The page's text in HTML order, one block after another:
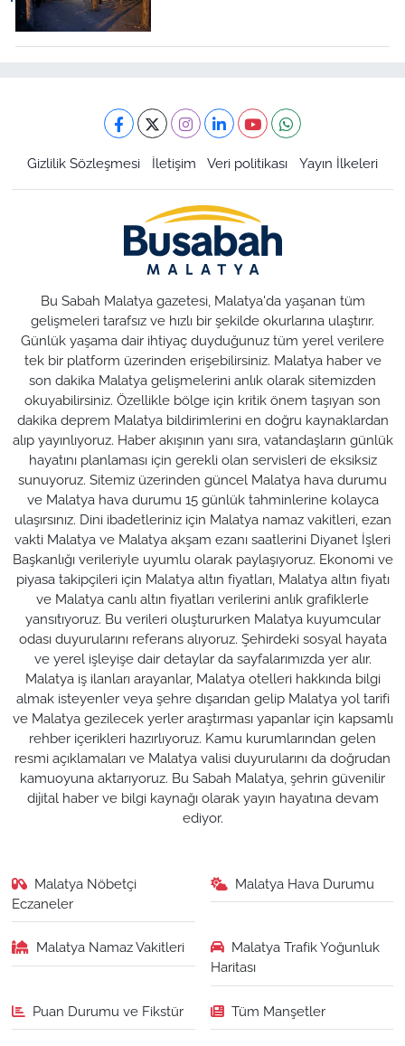
Gizlilik Sözleşmesi İletişim Veri politikası Yayın İlkeleri
Bu Sabah Malatya gazetesi, Malatya'da yaşanan tüm
gelişmeleri tarafsız ve hızlı bir şekilde okurlarına ulaştırır.
Günlük yaşama dair ihtiyaç duyduğunuz tüm yerel verilere
tek bir platform üzerinden erişebilirsiniz. Malatya haber ve
son dakika Malatya gelişmelerini anlık olarak sitemizden
okuyabilirsiniz. Özellikle bölge için kritik önem taşıyan son
dakika deprem Malatya bildirimlerini en doğru kaynaklardan
alıp yayınlıyoruz. Haber akışının yanı sıra, vatandaşların günlük
hayatını planlaması için gerekli olan servisleri de eksiksiz
sunuyoruz. Sitemiz üzerinden güncel Malatya hava durumu
ve Malatya hava durumu 15 günlük tahminlerine kolayca
ulaşırsınız. Dini ibadetleriniz için Malatya namaz vakitleri, ezan
vakti Malatya ve Malatya akşam ezanı saatlerini Diyanet İşleri
Başkanlığı verileriyle uyumlu olarak paylaşıyoruz. Ekonomi ve
piyasa takipçileri için Malatya altın fiyatları, Malatya altın fiyatı
ve Malatya canlı altın fiyatları verilerini anlık grafiklerle
yansıtıyoruz. Bu verileri oluştururken Malatya kuyumcular
odası duyurularını referans alıyoruz. Şehirdeki sosyal hayata
ve yerel işleyişe dair detaylar da sayfalarımızda yer alır.
Malatya iş ilanları arayanlar, Malatya otelleri hakkında bilgi
almak isteyenler veya şehre dışarıdan gelip Malatya yol tarifi
ve Malatya gezilecek yerler araştırması yapanlar için kapsamlı
rehber içerikleri hazırlıyoruz. Kamu kurumlarından gelen
resmi açıklamaları ve Malatya valisi duyurularını da doğrudan
kamuoyuna aktarıyoruz. Bu Sabah Malatya, şehrin güvenilir
dijital haber ve bilgi kaynağı olarak yayın hayatına devam
ediyor.
Malatya Nöbetçi
Eczaneler
Malatya Hava Durumu
Malatya Namaz Vakitleri
Malatya Trafik Yoğunluk
Haritası
Puan Durumu ve Fikstür Tüm Manşetler